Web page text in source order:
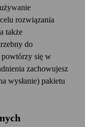
rozwiązania
także
do
powtórzy się w
zachowujesz
wysłanie) pakietu